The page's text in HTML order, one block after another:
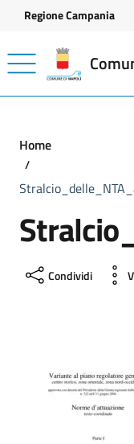
Vai ai contenuti
Vai al footer
Regione Campania
Home
Condividi